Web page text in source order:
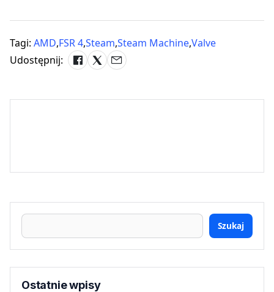
Tagi: AMD,FSR 4,Steam,Steam Machine,Valve
Udostępnij:
Szukaj
Ostatnie wpisy